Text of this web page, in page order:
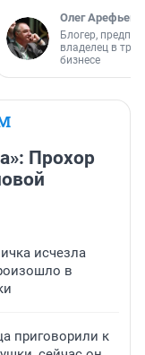
Олег Арефьев
Блогер,
владелец в
бизнесе
Прохор
исчезла
в
приговорили к